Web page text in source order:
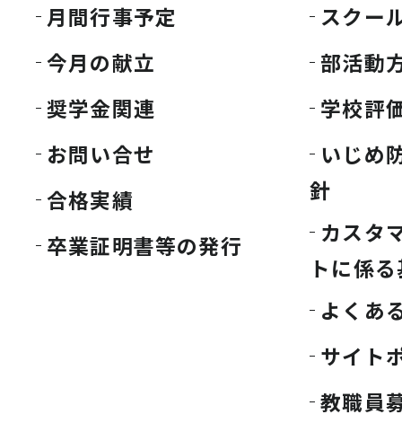
月間行事予定
今月の献立
奨学金関連
お問い合せ
合格実績
卒業証明書等の発行
スクー
部活動
学校評
いじめ
針
カスタ
トに係
よくあ
サイト
教職員